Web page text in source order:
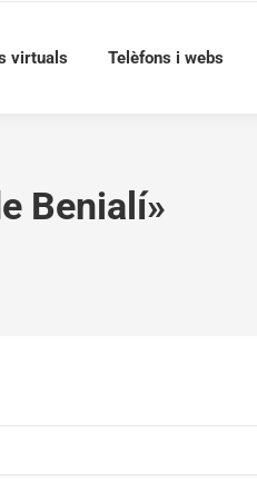
virtuals Telèfons i webs
Benialí»